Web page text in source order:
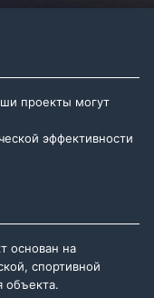
проекты могут
эффективности
основан на
спортивной
объекта.